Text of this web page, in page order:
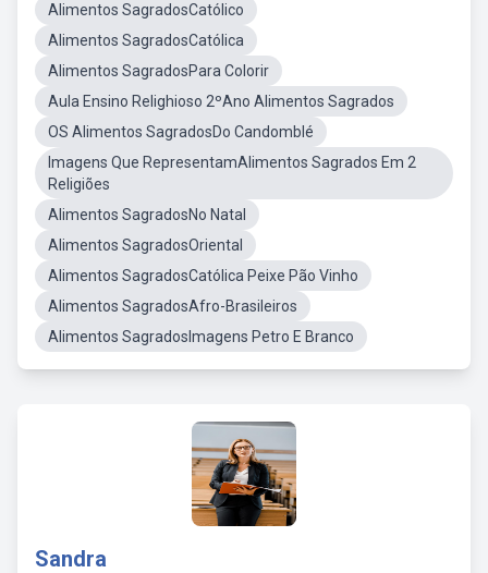
Alimentos SagradosCatólico
Alimentos SagradosCatólica
Alimentos SagradosPara Colorir
Aula Ensino Relighioso 2ºAno Alimentos Sagrados
OS Alimentos SagradosDo Candomblé
Imagens Que RepresentamAlimentos Sagrados Em 2
Religiões
Alimentos SagradosNo Natal
Alimentos SagradosOriental
Alimentos SagradosCatólica Peixe Pão Vinho
Alimentos SagradosAfro-Brasileiros
Alimentos SagradosImagens Petro E Branco
Sandra